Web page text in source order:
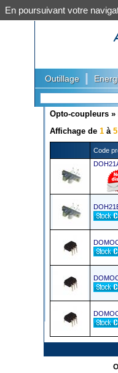
Outillage
Opto-coupleurs »
Affichage de 1 à 5
Code
En poursuivant votre